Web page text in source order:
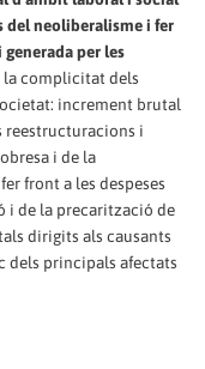
del neoliberalisme i fer
per les
la complicitat dels
increment brutal
reestructuracions i
i de la
front a les despeses
de la precarització de
dirigits als causants
dels principals afectats